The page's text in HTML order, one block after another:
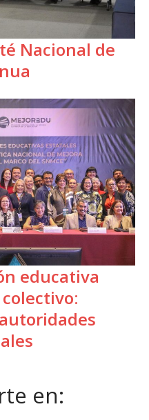
Nacional de
educativa
en: